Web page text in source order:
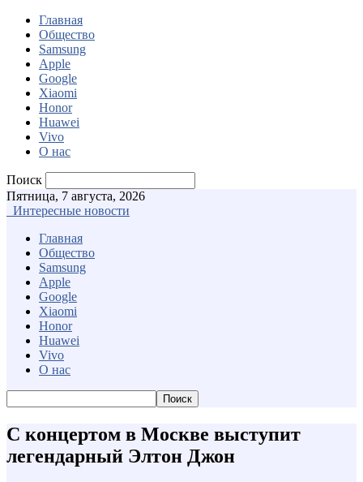
Главная
Общество
Samsung
Apple
Google
Xiaomi
Honor
Huawei
Vivo
О нас
Поиск
Пятница, 7 августа, 2026
Интересные новости
Главная
Общество
Samsung
Apple
Google
Xiaomi
Honor
Huawei
Vivo
О нас
С концертом в Москве выступит
легендарный Элтон Джон